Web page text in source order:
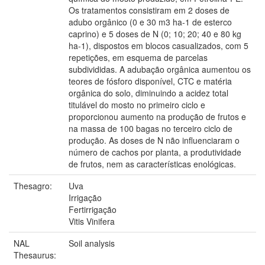
Os tratamentos consistiram em 2 doses de
adubo orgânico (0 e 30 m3 ha-1 de esterco
caprino) e 5 doses de N (0; 10; 20; 40 e 80 kg
ha-1), dispostos em blocos casualizados, com 5
repetições, em esquema de parcelas
subdivididas. A adubação orgânica aumentou os
teores de fósforo disponível, CTC e matéria
orgânica do solo, diminuindo a acidez total
titulável do mosto no primeiro ciclo e
proporcionou aumento na produção de frutos e
na massa de 100 bagas no terceiro ciclo de
produção. As doses de N não influenciaram o
número de cachos por planta, a produtividade
de frutos, nem as características enológicas.
Thesagro:
Uva
Irrigação
Fertirrigação
Vitis Vinifera
NAL
Thesaurus:
Soil analysis